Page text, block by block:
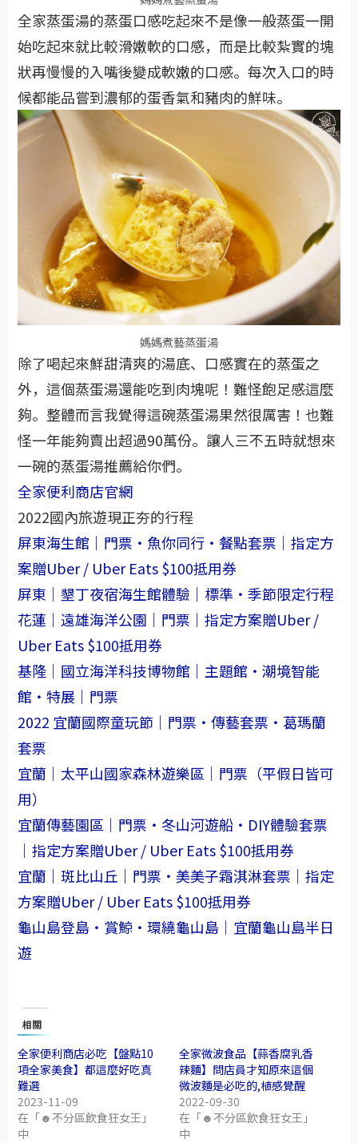
全家蒸蛋湯的蒸蛋口感吃起來不是像一般蒸蛋一開
始吃起來就比較滑嫩軟的口感，而是比較紮實的塊
狀再慢慢的入嘴後變成軟嫩的口感。每次入口的時
候都能品嘗到濃郁的蛋香氣和豬肉的鮮味。
媽媽煮藝蒸蛋湯
除了喝起來鮮甜清爽的湯底、口感實在的蒸蛋之
外，這個蒸蛋湯還能吃到肉塊呢！難怪飽足感這麼
夠。整體而言我覺得這碗蒸蛋湯果然很厲害！也難
怪一年能夠賣出超過90萬份。讓人三不五時就想來
一碗的蒸蛋湯推薦給你們。
全家便利商店官網
2022國內旅遊現正夯的行程
屏東海生館｜門票・魚你同行・餐點套票｜指定方
案贈Uber / Uber Eats $100抵用券
屏東｜墾丁夜宿海生館體驗｜標準・季節限定行程
花蓮｜遠雄海洋公園｜門票｜指定方案贈Uber /
Uber Eats $100抵用券
基隆｜國立海洋科技博物館｜主題館・潮境智能
館・特展｜門票
2022 宜蘭國際童玩節｜門票・傳藝套票・葛瑪蘭
套票
宜蘭｜太平山國家森林遊樂區｜門票（平假日皆可
用）
宜蘭傳藝園區｜門票・冬山河遊船・DIY體驗套票
｜指定方案贈Uber / Uber Eats $100抵用券
宜蘭｜斑比山丘｜門票・美美子霜淇淋套票｜指定
方案贈Uber / Uber Eats $100抵用券
龜山島登島・賞鯨・環繞龜山島｜宜蘭龜山島半日
遊
相關
全家便利商店必吃【盤點10
項全家美食】都這麼好吃真
難選
2023-11-09
在「☻不分區飲食狂女王」
中
全家微波食品【蒜香腐乳香
辣麵】問店員才知原來這個
微波麵是必吃的,植感覺醒
2022-09-30
在「☻不分區飲食狂女王」
中